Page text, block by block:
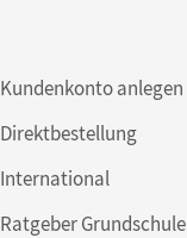
Kundenkonto anlegen
Direktbestellung
International
Ratgeber Grundschule